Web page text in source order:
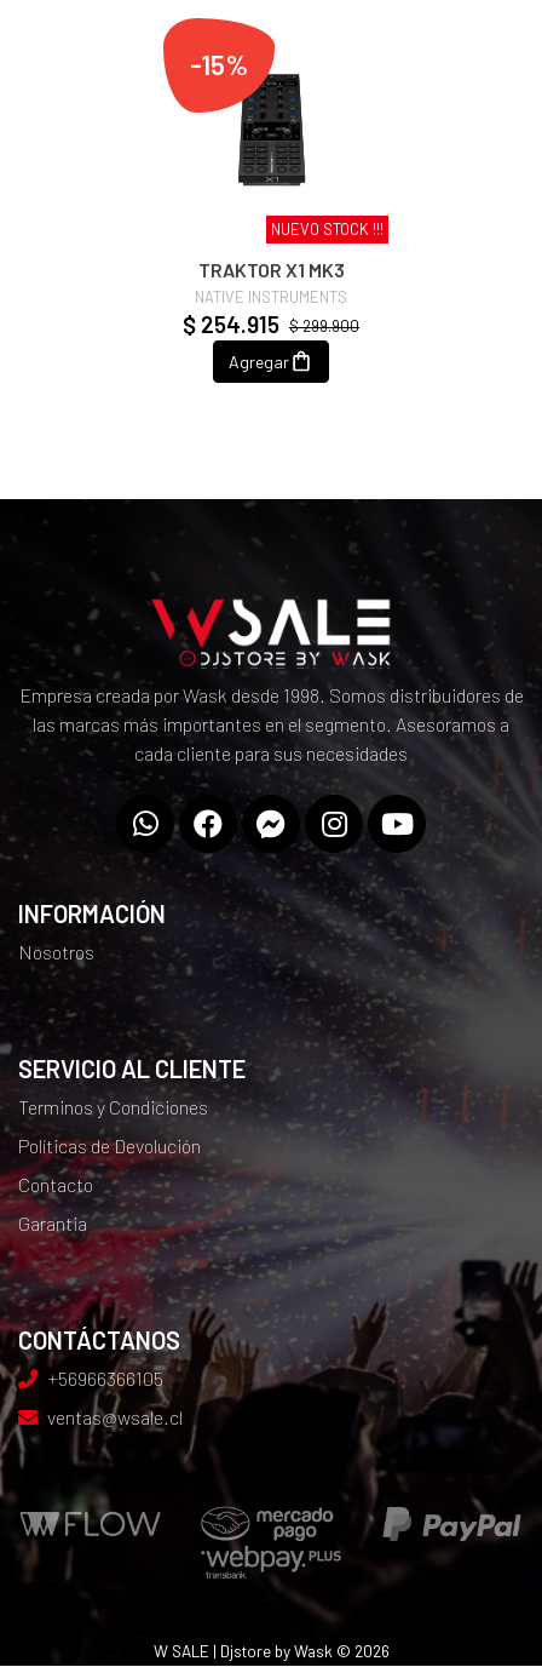
-15%
NUEVO STOCK !!!
TRAKTOR X1 MK3
NATIVE INSTRUMENTS
$ 299.900
$ 254.915
Agregar
Empresa creada por Wask desde 1998. Somos distribuidores de
las marcas más importantes en el segmento. Asesoramos a
cada cliente para sus necesidades
INFORMACIÓN
Nosotros
SERVICIO AL CLIENTE
Terminos y Condiciones
Políticas de Devolución
Contacto
Garantia
CONTÁCTANOS
+56966366105
ventas@wsale.cl
W SALE | Djstore by Wask © 2026